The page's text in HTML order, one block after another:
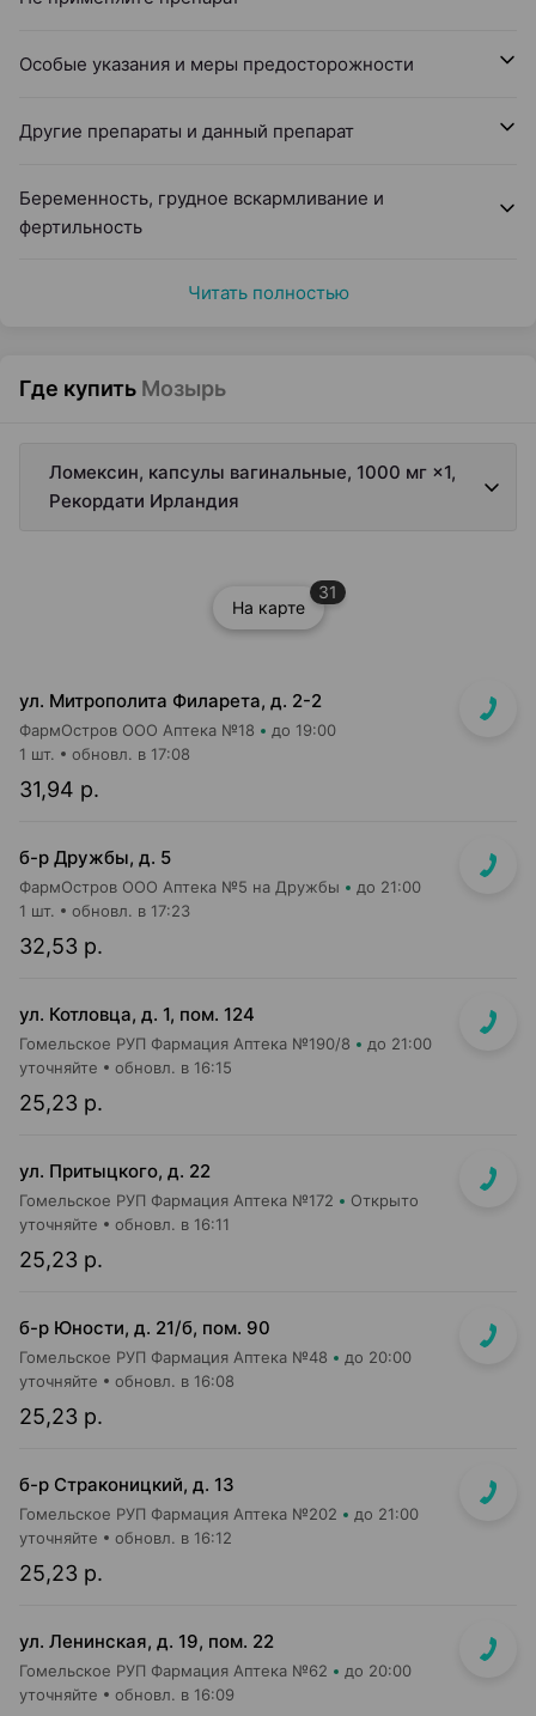
Особые указания и меры предосторожности
Другие препараты и данный препарат
Беременность, грудное вскармливание и
фертильность
Читать полностью
Где купить Мозырь
Ломексин, капсулы вагинальные, 1000 мг ×1,
Рекордати Ирландия
На карте
31
ул. Митрополита Филарета, д. 2-2
ФармОстров ООО Аптека №18 до 19:00
31,94 р.
1 шт. обновл. в 17:08
б-р Дружбы, д. 5
ФармОстров ООО Аптека №5 на Дружбы до 21:00
32,53 р.
1 шт. обновл. в 17:23
ул. Котловца, д. 1, пом. 124
Гомельское РУП Фармация Аптека №190/8 до 21:00
25,23 р.
уточняйте обновл. в 16:15
ул. Притыцкого, д. 22
Гомельское РУП Фармация Аптека №172 Открыто
25,23 р.
уточняйте обновл. в 16:11
б-р Юности, д. 21/б, пом. 90
Гомельское РУП Фармация Аптека №48 до 20:00
25,23 р.
уточняйте обновл. в 16:08
б-р Страконицкий, д. 13
Гомельское РУП Фармация Аптека №202 до 21:00
25,23 р.
уточняйте обновл. в 16:12
ул. Ленинская, д. 19, пом. 22
Гомельское РУП Фармация Аптека №62 до 20:00
уточняйте обновл. в 16:09